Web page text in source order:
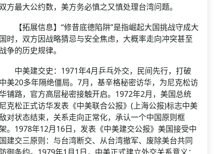
方最大公约数，美方务必慎之又慎处理台湾问题。
拓展信息】“修昔底德陷阱”是指崛起大国挑战守成大
时，双方因战略猜忌与安全焦虑，大概率走向冲突甚至
争的历史规律。
美建交史：1971年4月乒乓外交，民间先行，打破
美20多年隔绝僵局。7月，基辛格秘密访华，为尼克松访
铺路，官方高层秘密接触开启。1972年2月，美国总统
克松正式访华发表《中美联合公报》(上海公报)标志中美
对状态结束，关系走向正常化，承认一个中国原则框
。1978年12月16日，发表《中美建交公报》美国接受中
建交三原则：与台湾断交、从台湾撤军、废除美台共同